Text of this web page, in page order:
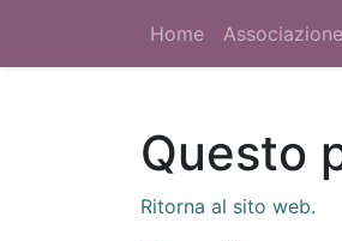
Home Associazione
Questo
Ritorna al sito web.